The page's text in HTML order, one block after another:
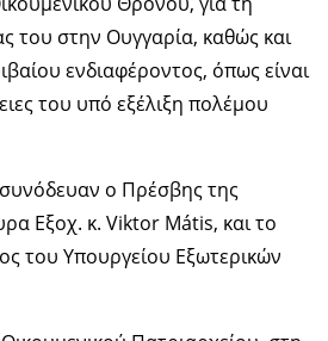
του στην Ουγγαρία, καθώς και
ενδιαφέροντος, όπως είναι
του υπό εξέλιξη πολέμου
ο Πρέσβης της
Εξοχ. κ. Viktor Mátis, και το
του Υπουργείου Εξωτερικών